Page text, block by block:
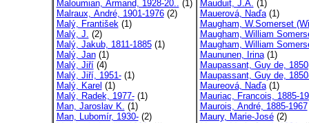
Maloumian, Armand, 1928-20.. (1)
Malraux, André, 1901-1976(2)
Malý, František(1)
Malý, J. (2)
Malý, Jakub, 1811-1885(1)
Malý, Jan(1)
Malý, Jiří(4)
Malý, Jiří, 1951-(1)
Malý, Karel (1)
Malý, Radek, 1977-(1)
Man, Jaroslav K. (1)
Man, Lubomír, 1930-(2)
Mauduit, J.A. (1)
Mauerová, Naďa(1)
Maugham, W.Somerset
Maugham, William
Maugham, William
Maununen, Irina(1)
Maupassant, Guy de,
Maupassant, Guy de,
Maureová, Naďa(1)
Mauriac, Francois, 1885-
Maurois, André, 1885-1967
Maury, Marie-José(2)